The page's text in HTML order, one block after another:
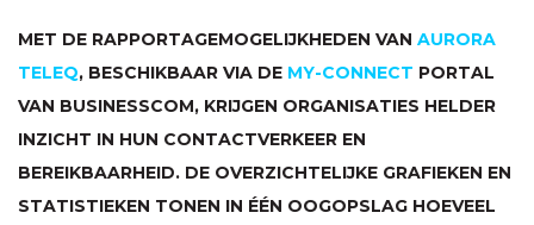
MET DE RAPPORTAGEMOGELIJKHEDEN VAN AURORA
TELEQ, BESCHIKBAAR VIA DE MY-CONNECT PORTAL
VAN BUSINESSCOM, KRIJGEN ORGANISATIES HELDER
INZICHT IN HUN CONTACTVERKEER EN
BEREIKBAARHEID. DE OVERZICHTELIJKE GRAFIEKEN EN
STATISTIEKEN TONEN IN ÉÉN OOGOPSLAG HOEVEEL